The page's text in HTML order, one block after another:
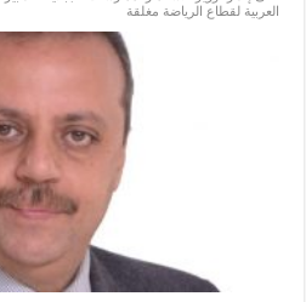
العربية لقطاع الرياضة مغلقة